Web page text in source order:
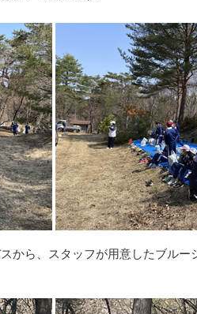
から、スタッフが用意したブルー